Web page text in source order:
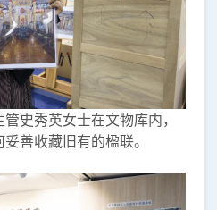
史秀英女士在文物库内，
善收藏旧有的楹联。